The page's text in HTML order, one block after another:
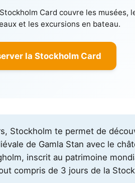
Card couvre les musées,
et les excursions en bateau.
la Stockholm Card
Stockholm te permet de
de Gamla Stan avec le
inscrit au patrimoine
compris de 3 jours de la